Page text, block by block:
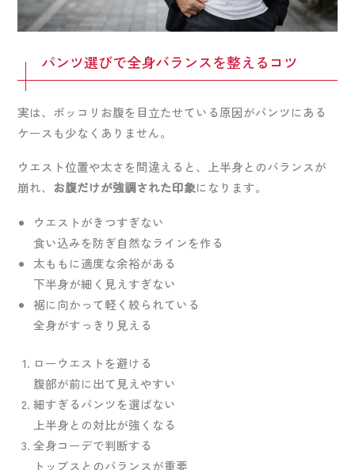
パンツ選びで全身バランスを整えるコツ
実は、ポッコリお腹を目立たせている原因がパンツにある
ケースも少なくありません。
ウエスト位置や太さを間違えると、上半身とのバランスが
崩れ、 お腹だけが強調された印象になります。
ウエストがきつすぎない
食い込みを防ぎ自然なラインを作る
太ももに適度な余裕がある
下半身が細く見えすぎない
裾に向かって軽く絞られている
全身がすっきり見える
ローウエストを避ける
腹部が前に出て見えやすい
細すぎるパンツを選ばない
上半身との対比が強くなる
全身コーデで判断する
トップスとのバランスが重要